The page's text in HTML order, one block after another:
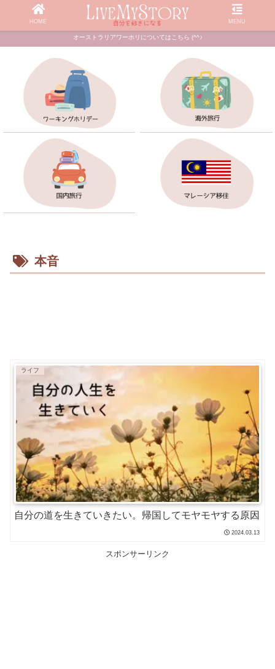
オーストラリアワーホリについてはこちら (^^♪
本音
ライフ
自分の道を生きていきたい。帰国してモヤモヤする原因
2024.03.13
スポンサーリンク
HOME MENU